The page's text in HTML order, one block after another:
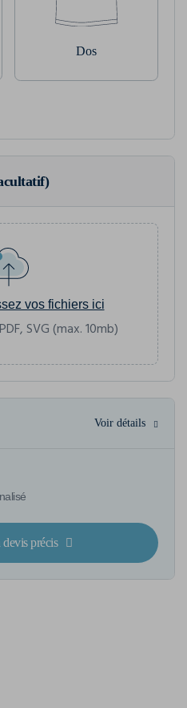
Dos
vos fichiers ici
SVG (max. 10mb)
Voir détails
précis